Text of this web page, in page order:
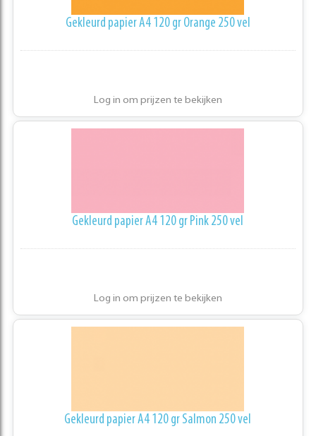
Gekleurd papier A4 120 gr Orange 250 vel
Log in om prijzen te bekijken
Gekleurd papier A4 120 gr Pink 250 vel
Log in om prijzen te bekijken
Gekleurd papier A4 120 gr Salmon 250 vel